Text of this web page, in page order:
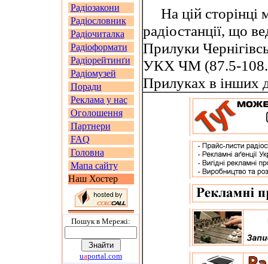
Радіозакони
Радіословник
Радіочиталка
Радіоформати
Радіорейтинґи
Радіомузей
Поради
Реклама у нас
Оголошення
Партнери
FAQ
Головна
Мапа сайту
Наш Хостер
Пошук в Мережi:
uaportal.com
На цій сторінці
радіостанції, що
Прилуки
УКХ ЧМ (87.5-
Прилуках в інших